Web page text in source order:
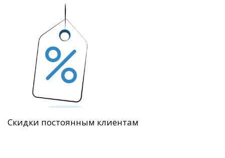
Скидки постоянным клиентам